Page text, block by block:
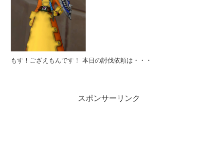
もす！ござえもんです！ 本日の討伐依頼は・・・
スポンサーリンク